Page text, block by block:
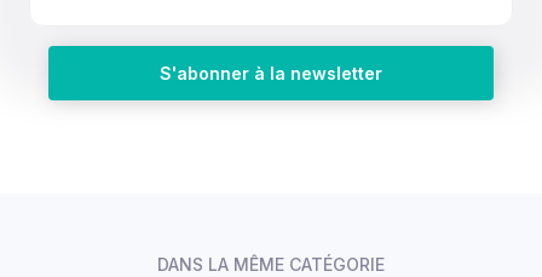
S'abonner à la newsletter
DANS LA MÊME CATÉGORIE